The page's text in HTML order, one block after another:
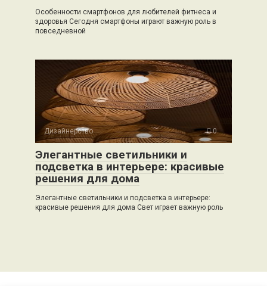
Особенности смартфонов для любителей фитнеса и
здоровья Сегодня смартфоны играют важную роль в
повседневной
Дизайнерство 0
Элегантные светильники и
подсветка в интерьере: красивые
решения для дома
Элегантные светильники и подсветка в интерьере:
красивые решения для дома Свет играет важную роль